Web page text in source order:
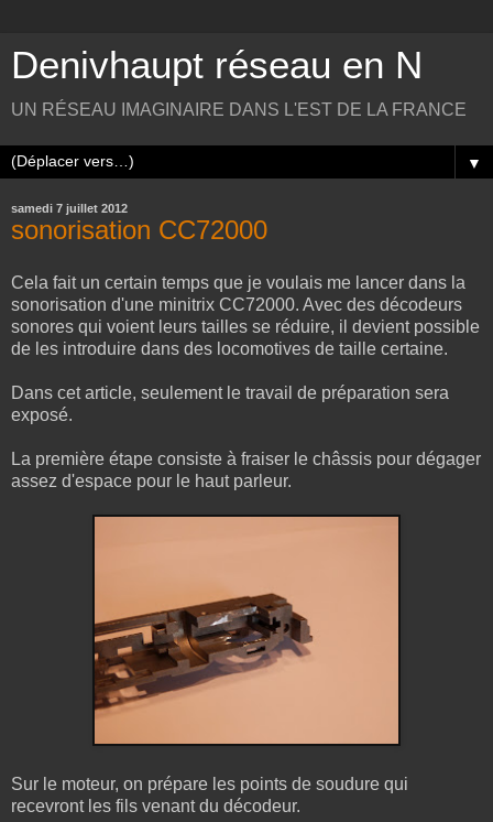
Denivhaupt réseau en N
UN RÉSEAU IMAGINAIRE DANS L'EST DE LA FRANCE
▼
samedi 7 juillet 2012
sonorisation CC72000
Cela fait un certain temps que je voulais me lancer dans la
sonorisation d'une minitrix CC72000. Avec des décodeurs
sonores qui voient leurs tailles se réduire, il devient possible
de les introduire dans des locomotives de taille certaine.
Dans cet article, seulement le travail de préparation sera
exposé.
La première étape consiste à fraiser le châssis pour dégager
assez d'espace pour le haut parleur.
Sur le moteur, on prépare les points de soudure qui
recevront les fils venant du décodeur.